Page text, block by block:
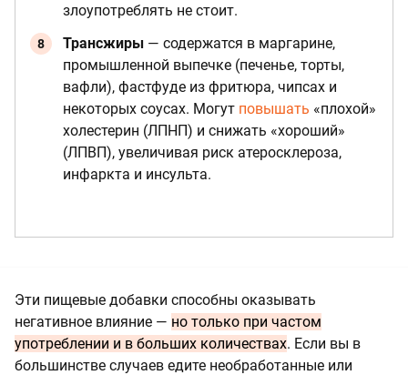
злоупотреблять не стоит.
Трансжиры — содержатся в маргарине,
промышленной выпечке (печенье, торты,
вафли), фастфуде из фритюра, чипсах и
некоторых соусах. Могут повышать «плохой»
холестерин (ЛПНП) и снижать «хороший»
(ЛПВП), увеличивая риск атеросклероза,
инфаркта и инсульта.
Эти пищевые добавки способны оказывать
негативное влияние — но только при частом
употреблении и в больших количествах. Если вы в
большинстве случаев едите необработанные или